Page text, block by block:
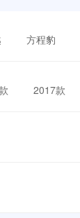
方程豹
2017款